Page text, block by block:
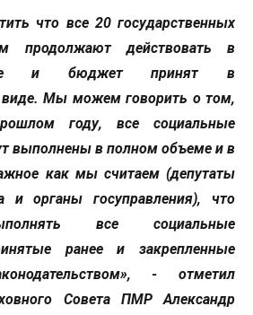
что все 20 государственных
продолжают действовать в
и бюджет принят в
виде. Мы можем говорить о том,
году, все социальные
выполнены в полном объеме и в
как мы считаем (депутаты
и органы госуправления), что
все социальные
ранее и закрепленные
- отметил
Совета ПМР Александр